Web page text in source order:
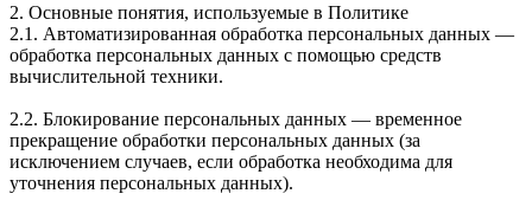
2. Основные понятия, используемые в Политике
2.1. Автоматизированная обработка персональных данных —
обработка персональных данных с помощью средств
вычислительной техники.
2.2. Блокирование персональных данных — временное
прекращение обработки персональных данных (за
исключением случаев, если обработка необходима для
уточнения персональных данных).